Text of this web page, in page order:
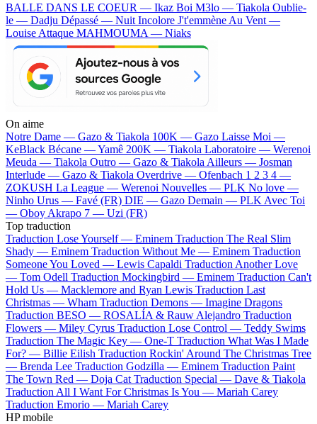
BALLE DANS LE COEUR — Ikaz Boi M3lo — Tiakola Oublie-
le — Dadju Dépassé — Nuit Incolore J't'emmène Au Vent —
Louise Attaque MAHMOUMA — Niaks
On aime
Notre Dame — Gazo & Tiakola 100K — Gazo Laisse Moi —
KeBlack Bécane —Yamê 200K — Tiakola Laboratoire — Werenoi
Meuda — Tiakola Outro — Gazo & Tiakola Ailleurs — Josman
Interlude — Gazo & Tiakola Overdrive — Ofenbach 1 2 3 4 —
ZOKUSH La League — Werenoi Nouvelles — PLK No love —
Ninho Urus — Favé (FR) DIE — Gazo Demain — PLK Avec Toi
— Oboy Akrapo 7 — Uzi (FR)
Top traduction
Traduction Lose Yourself — Eminem Traduction The Real Slim
Shady — Eminem Traduction Without Me — Eminem Traduction
Someone You Loved — Lewis Capaldi Traduction Another Love
— Tom Odell Traduction Mockingbird — Eminem Traduction Can't
Hold Us — Macklemore and Ryan Lewis Traduction Last
Christmas — Wham Traduction Demons — Imagine Dragons
Traduction BESO — ROSALÍA & Rauw Alejandro Traduction
Flowers — Miley Cyrus Traduction Lose Control — Teddy Swims
Traduction The Magic Key — One-T Traduction What Was I Made
For? — Billie Eilish Traduction Rockin' Around The Christmas Tree
— Brenda Lee Traduction Godzilla — Eminem Traduction Paint
The Town Red — Doja Cat Traduction Special — Dave & Tiakola
Traduction All I Want For Christmas Is You — Mariah Carey
Traduction Emorio — Mariah Carey
HP mobile